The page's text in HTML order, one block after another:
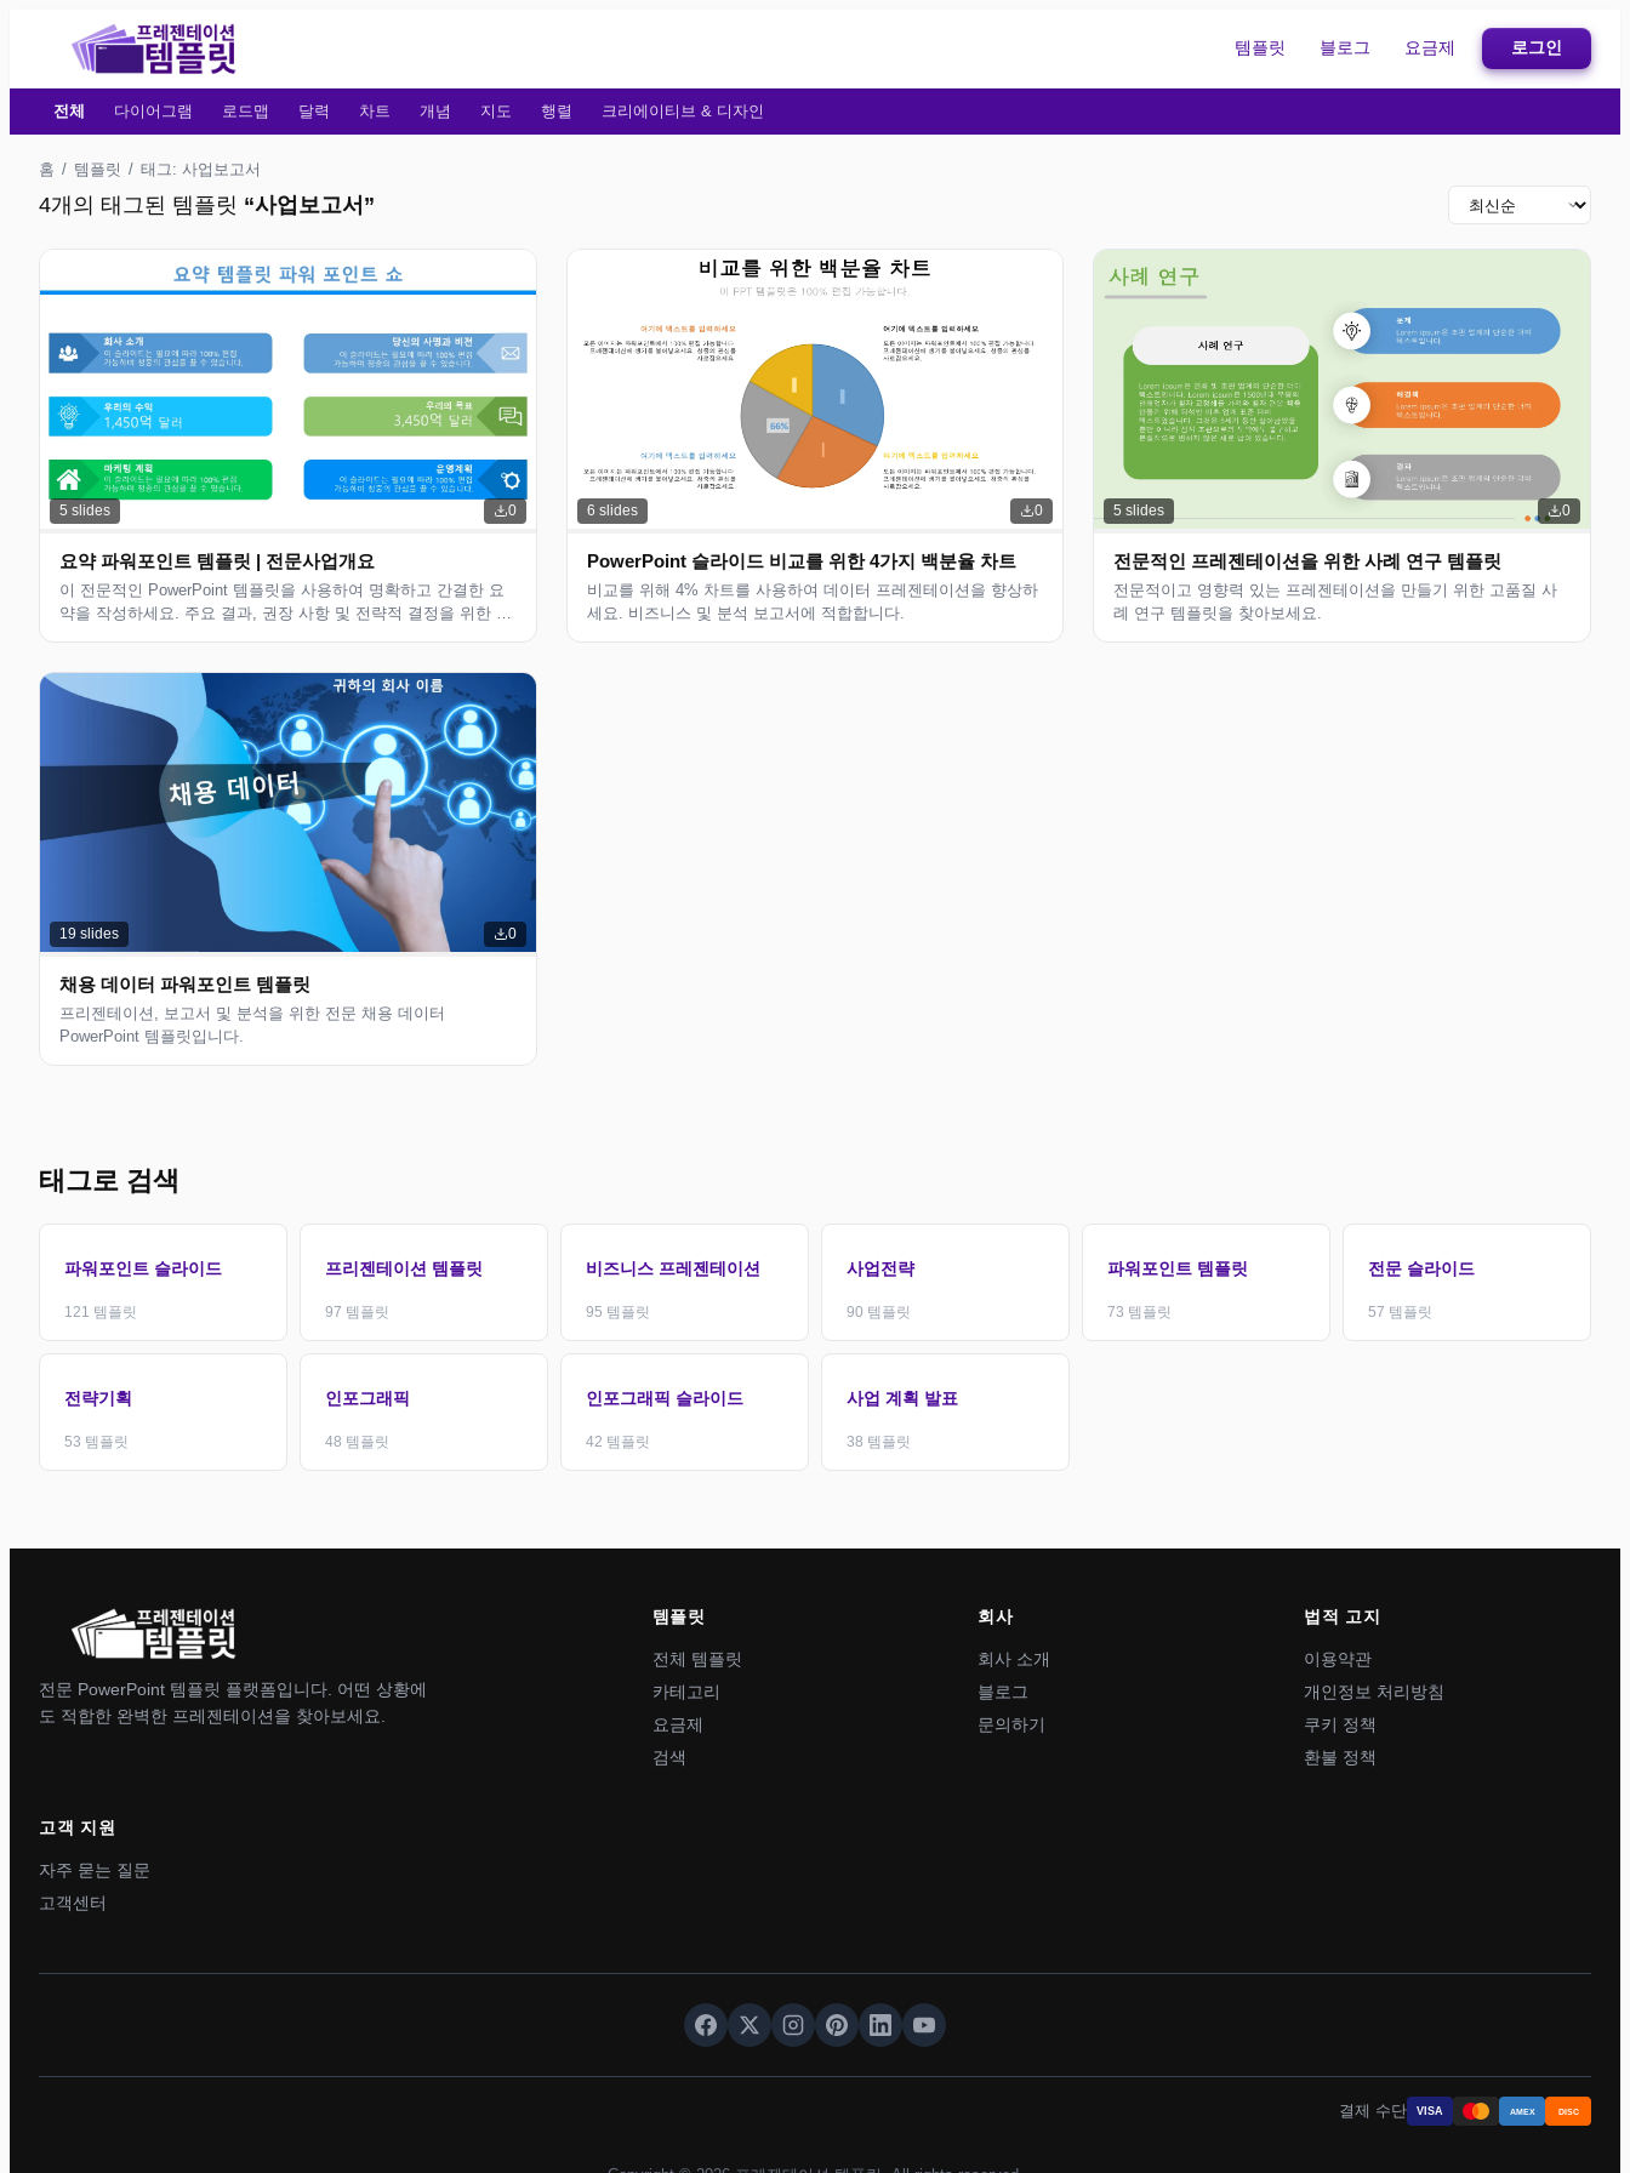
템플릿 블로그 요금제 로그인
전체 다이어그램 로드맵 달력 차트 개념 지도 행렬 크리에이티브 & 디자인
홈 / 템플릿 / 태그: 사업보고서
4개의 태그된 템플릿 “사업보고서 ”
5 slides 0
요약 파워포인트 템플릿 | 전문사업개요
이 전문적인 PowerPoint 템플릿을 사용하여 명확하고 간결한 요
약을 작성하세요. 주요 결과, 권장 사항 및 전략적 결정을 위한 구
6 slides 0
PowerPoint 슬라이드 비교를 위한 4가지 백분율 차트
비교를 위해 4% 차트를 사용하여 데이터 프레젠테이션을 향상하
세요. 비즈니스 및 분석 보고서에 적합합니다.
5 slides 0
전문적인 프레젠테이션을 위한 사례 연구 템플릿
전문적이고 영향력 있는 프레젠테이션을 만들기 위한 고품질 사
례 연구 템플릿을 찾아보세요.
19 slides 0
채용 데이터 파워포인트 템플릿
프리젠테이션, 보고서 및 분석을 위한 전문 채용 데이터
PowerPoint 템플릿입니다.
태그로 검색
파워포인트 슬라이드
121 템플릿
프리젠테이션 템플릿
97 템플릿
비즈니스 프레젠테이션
95 템플릿
사업전략
90 템플릿
파워포인트 템플릿
73 템플릿
전문 슬라이드
57 템플릿
전략기획
53 템플릿
인포그래픽
48 템플릿
인포그래픽 슬라이드
42 템플릿
사업 계획 발표
38 템플릿
전문 PowerPoint 템플릿 플랫폼입니다. 어떤 상황에
도 적합한 완벽한 프레젠테이션을 찾아보세요.
템플릿
전체 템플릿
카테고리
요금제
검색
회사
회사 소개
블로그
문의하기
법적 고지
이용약관
개인정보 처리방침
쿠키 정책
환불 정책
고객 지원
자주 묻는 질문
고객센터
결제 수단 VISA AMEX DISC